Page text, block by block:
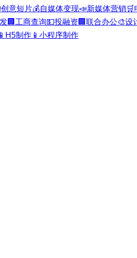
创意短片💰自媒体变现📣新媒体营销 🛒
🏢 工商查询💵投融资 🏢 联合办公🎨设
📱 H5制作 📱 小程序制作